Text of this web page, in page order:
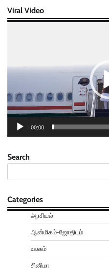
Viral Video
00:00
Search
Categories
அரசியல்
ஆன்மிகம்-ஜோதிடம்
உலகம்
சினிமா